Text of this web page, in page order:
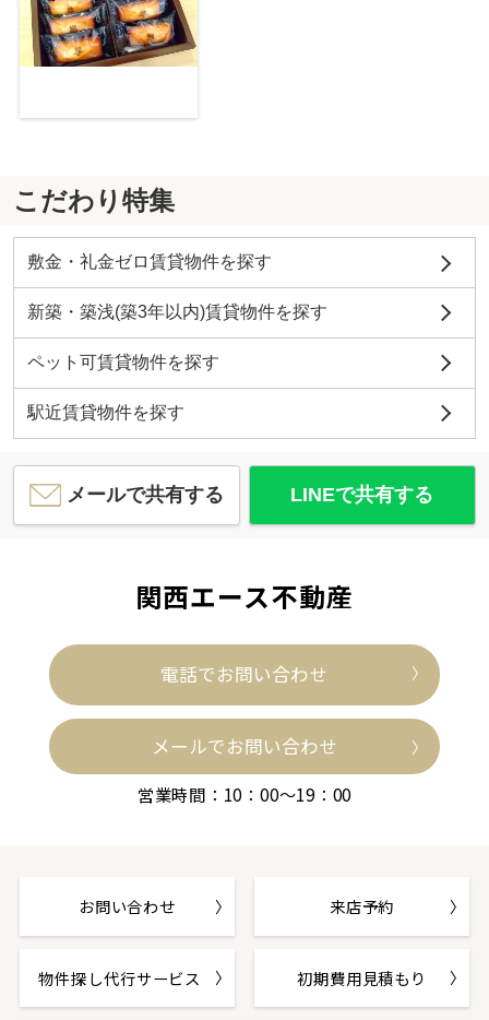
こだわり特集
敷金・礼金ゼロ賃貸物件を探す
新築・築浅(築3年以内)賃貸物件を探す
ペット可賃貸物件を探す
駅近賃貸物件を探す
メールで共有する LINEで共有する
関西エース不動産
電話でお問い合わせ
メールでお問い合わせ
営業時間：10：00～19：00
お問い合わせ 来店予約
物件探し代行サービス 初期費用見積もり